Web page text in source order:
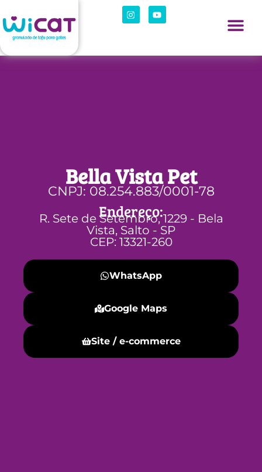
Bella Vista Pet
CNPJ: 08.254.883/0001-78
Endereço:
R. Sete de Setembro, 1229 - Bela
Vista, Salto - SP
CEP: 13321-260
WhatsApp
Google Maps
Site / e-commerce